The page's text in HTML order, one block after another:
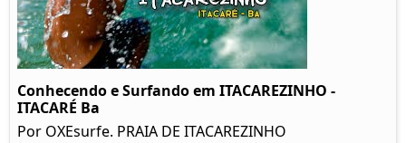
Conhecendo e Surfando em ITACAREZINHO -
ITACARÉ Ba
Por OXEsurfe. PRAIA DE ITACAREZINHO